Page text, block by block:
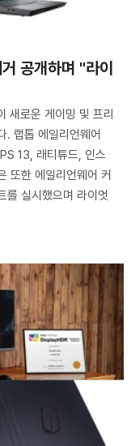
공개하며 "라이
새로운 게이밍 및 프리
. 랩톱 에일리언웨어
13, 래티튜드, 인스
또한 에일리언웨어 커
를 실시했으며 라이엇